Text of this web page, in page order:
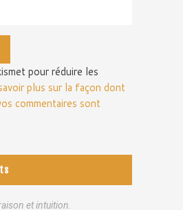
pour réduire les
plus sur la façon dont
commentaires sont
et intuition.